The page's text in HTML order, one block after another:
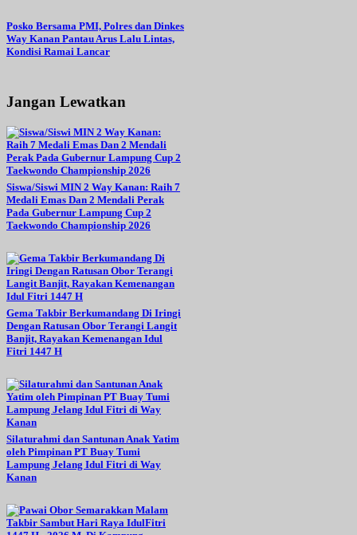
Posko Bersama PMI, Polres dan Dinkes
Way Kanan Pantau Arus Lalu Lintas,
Kondisi Ramai Lancar
Jangan Lewatkan
Siswa/Siswi MIN 2 Way Kanan: Raih 7
Medali Emas Dan 2 Mendali Perak
Pada Gubernur Lampung Cup 2
Taekwondo Championship 2026
Gema Takbir Berkumandang Di Iringi
Dengan Ratusan Obor Terangi Langit
Banjit, Rayakan Kemenangan Idul
Fitri 1447 H
Silaturahmi dan Santunan Anak Yatim
oleh Pimpinan PT Buay Tumi
Lampung Jelang Idul Fitri di Way
Kanan